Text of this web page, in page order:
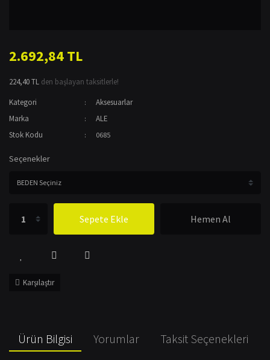
2.692,84 TL
224,40 TL den başlayan taksitlerle!
Kategori
Aksesuarlar
Marka
ALE
Stok Kodu
0685
Seçenekler
Sepete Ekle Hemen Al
Karşılaştır
Ürün Bilgisi Yorumlar Taksit Seçenekleri